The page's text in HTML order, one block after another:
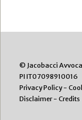
© Jacobacci
PI IT07098910016
Privacy Policy-
Disclaimer- Credits